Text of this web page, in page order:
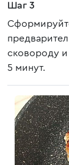
Шаг 3
сковороду
5 минут.